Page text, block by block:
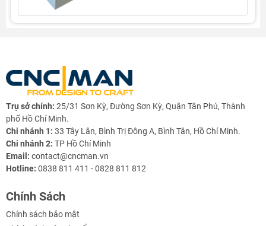
Hạng mục Thông số
thước
máy
(DxRxC)
Trọng
lượng
máy
Phạm vi
1000 × 270 mm
Độ dày
gia công
Trụ sở chính: 25/31 Sơn Kỳ, Đường Sơn Kỳ, Quận Tân Phú, Thành
phố Hồ Chí Minh.
Chi nhánh 1: 33 Tây Lân, Bình Trị Đông A, Bình Tân, Hồ Chí Minh.
Chi nhánh 2: TP Hồ Chí Minh
Email: contact@cncman.vn
Hotline: 0838 811 411 - 0828 811 812
Chính Sách
Chính sách bảo mật